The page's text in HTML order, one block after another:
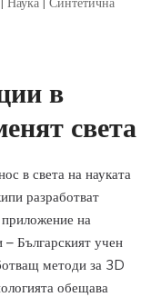
в
света
в света на науката
разработват
на
– Българският учен
методи за 3D
обещава